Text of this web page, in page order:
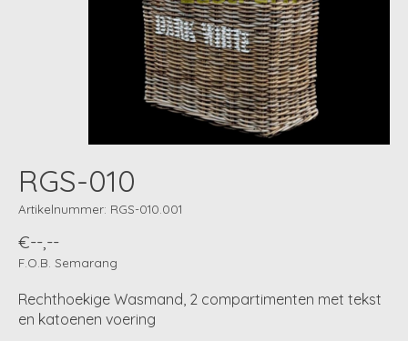
RGS-010
Artikelnummer: RGS-010.001
€--,--
F.O.B. Semarang
Rechthoekige Wasmand, 2 compartimenten met tekst
en katoenen voering